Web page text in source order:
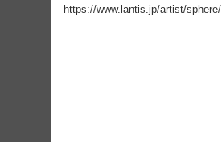
https://www.lantis.jp/artist/sphere/